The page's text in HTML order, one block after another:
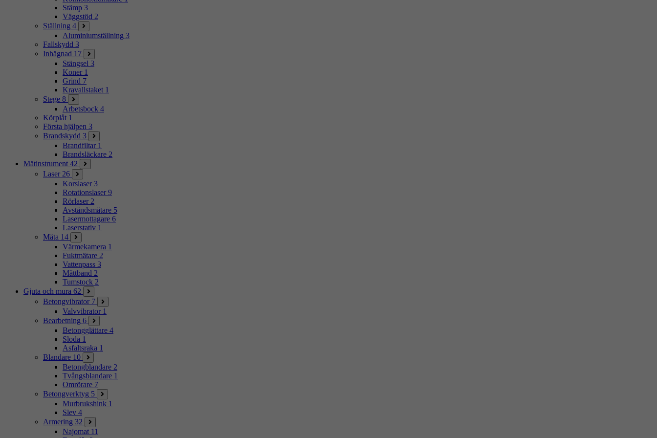
Stämp 3
Väggstöd 2
Ställning 4
Aluminiumställning 3
Fallskydd 3
Inhägnad 17
Stängsel 3
Koner 1
Grind 7
Kravallstaket 1
Stege 8
Arbetsbock 4
Körplåt 1
Första hjälpen 3
Brandskydd 3
Brandfiltar 1
Brandsläckare 2
Mätinstrument 42
Laser 26
Korslaser 3
Rotationslaser 9
Rörlaser 2
Avståndsmätare 5
Lasermottagare 6
Laserstativ 1
Mäta 14
Värmekamera 1
Fuktmätare 2
Vattenpass 3
Måttband 2
Tumstock 2
Gjuta och mura 62
Betongvibrator 7
Valvvibrator 1
Bearbetning 6
Betongglättare 4
Sloda 1
Asfaltsraka 1
Blandare 10
Betongblandare 2
Tvångsblandare 1
Omrörare 7
Betongverktyg 5
Murbrukshink 1
Slev 4
Armering 32
Najomat 11